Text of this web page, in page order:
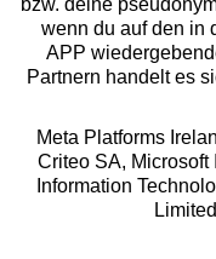
Rechtliches
Alle Preise inkl. MwSt., zzgl.
** Bonität vorausgesetzt,
bzw. deine
wenn du auf den in
APP
Partnern handelt es
Meta Platforms
Criteo SA, Microsoft
Information